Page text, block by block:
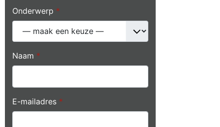
Onderwerp *
Naam *
E-mailadres *